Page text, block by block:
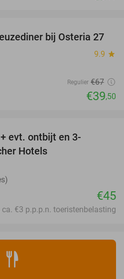
41%
bij Osteria 27
9.9 star
Regulier €67
€39,50
evt. ontbijt en 3-
Hotels
€45
ca. €3 p.p.p.n. toeristenbelasting